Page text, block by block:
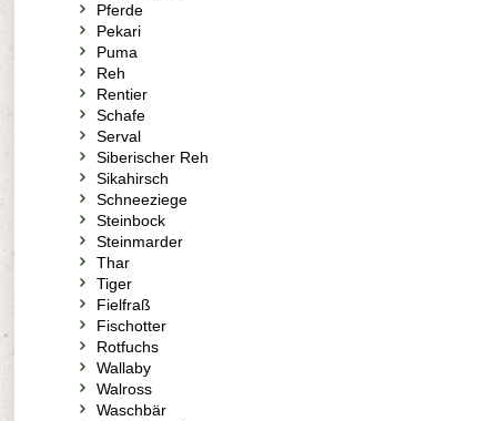
Pferde
Pekari
Puma
Reh
Rentier
Schafe
Serval
Siberischer Reh
Sikahirsch
Schneeziege
Steinbock
Steinmarder
Thar
Tiger
Fielfraß
Fischotter
Rotfuchs
Wallaby
Walross
Waschbär